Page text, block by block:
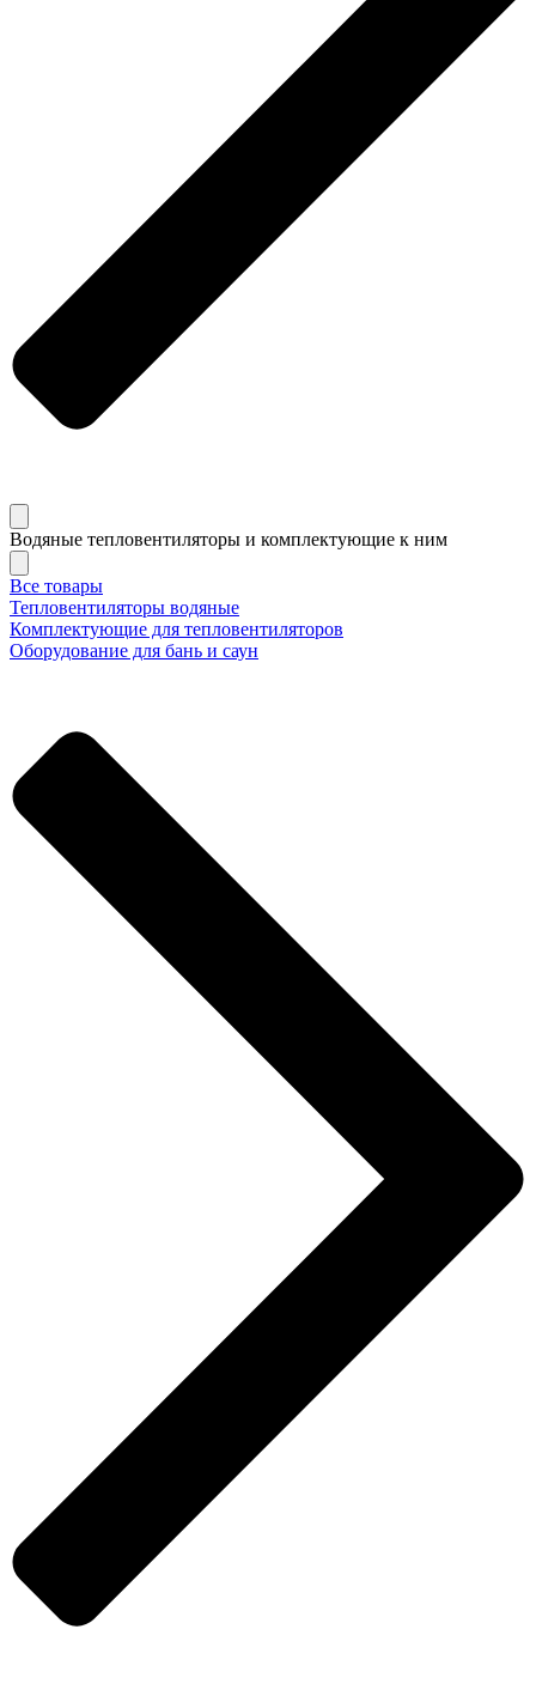
Водяные тепловентиляторы и комплектующие к ним
Все товары
Тепловентиляторы водяные
Комплектующие для тепловентиляторов
Оборудование для бань и саун